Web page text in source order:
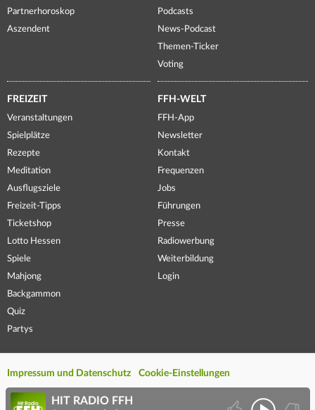
Partnerhoroskop
Aszendent
Podcasts
News-Podcast
Themen-Ticker
Voting
FREIZEIT
Veranstaltungen
Spielplätze
Rezepte
Meditation
Ausflugsziele
Freizeit-Tipps
Ticketshop
Lotto Hessen
Spiele
Mahjong
Backgammon
Quiz
Partys
FFH-WELT
FFH-App
Newsletter
Kontakt
Frequenzen
Jobs
Führungen
Presse
Radiowerbung
Weiterbildung
Login
Impressum und Datenschutz Cookie-Einstellungen
HIT RADIO FFH